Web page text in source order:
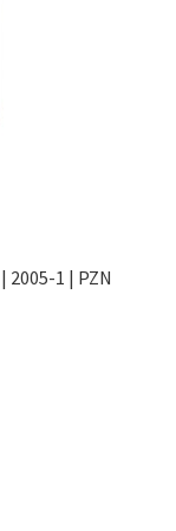
2005-1 | PZN